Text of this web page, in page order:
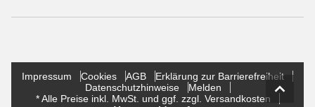
Impressum Cookies AGB
Erklärung zur Barrierefreiheit
Datenschutzhinweise
Melden
* Alle Preise inkl. MwSt. und ggf. zzgl. Versandkosten